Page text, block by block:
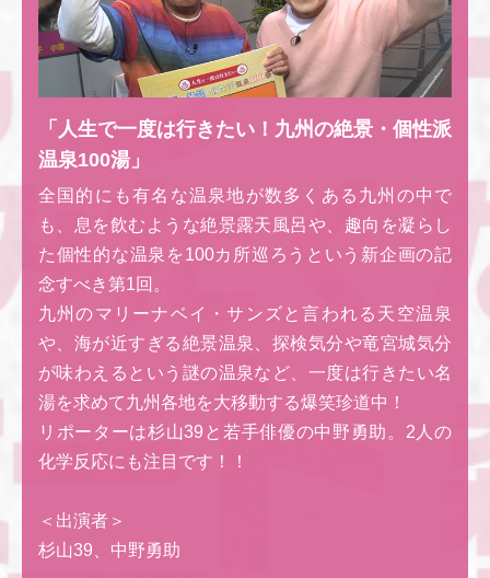
「人生で一度は行きたい！九州の絶景・個性派
温泉100湯」
全国的にも有名な温泉地が数多くある九州の中で
も、息を飲むような絶景露天風呂や、趣向を凝らし
た個性的な温泉を100カ所巡ろうという新企画の記
念すべき第1回。
九州のマリーナベイ・サンズと言われる天空温泉
や、海が近すぎる絶景温泉、探検気分や竜宮城気分
が味わえるという謎の温泉など、一度は行きたい名
湯を求めて九州各地を大移動する爆笑珍道中！
リポーターは杉山39と若手俳優の中野勇助。2人の
化学反応にも注目です！！
＜出演者＞
杉山39、中野勇助